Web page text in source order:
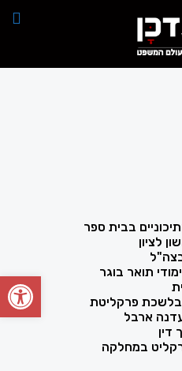
פתח
התיכוניים בבית ספר
לציון
לימודי תואר בוגר
התמחה בלשכת פרקליטת
ארבל
שימש פרקליט במחלקה